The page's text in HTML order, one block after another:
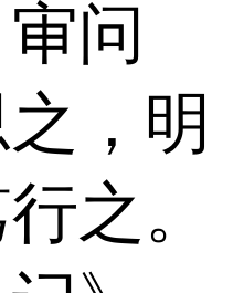
问
，明
之。